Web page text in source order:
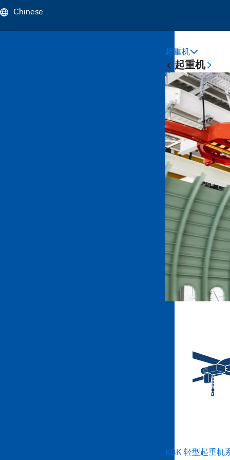
Chinese
Sticky
Main
起重机
起重机
KBK 轻型起重机